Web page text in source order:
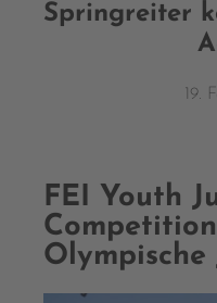
Springreiter
19.
FEI Youth
Olympische